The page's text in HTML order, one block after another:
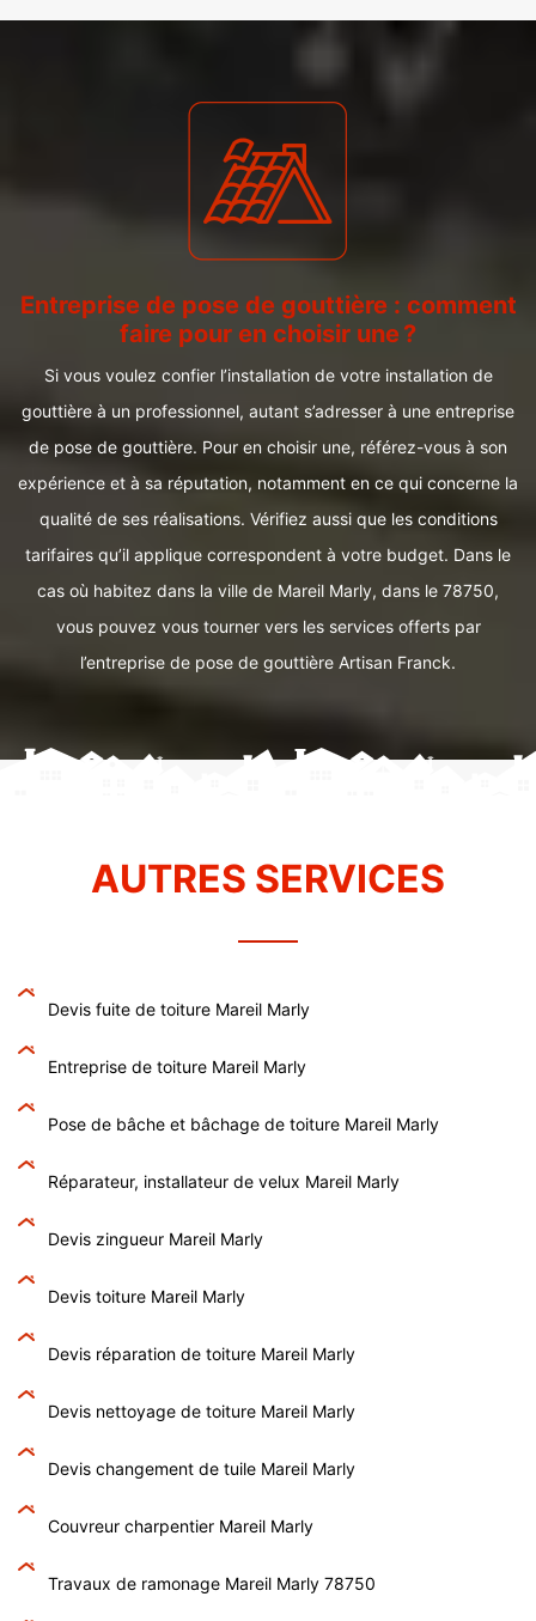
Entreprise de pose de gouttière : comment
faire pour en choisir une ?
Si vous voulez confier l’installation de votre installation de
gouttière à un professionnel, autant s’adresser à une entreprise
de pose de gouttière. Pour en choisir une, référez-vous à son
expérience et à sa réputation, notamment en ce qui concerne la
qualité de ses réalisations. Vérifiez aussi que les conditions
tarifaires qu’il applique correspondent à votre budget. Dans le
cas où habitez dans la ville de Mareil Marly, dans le 78750,
vous pouvez vous tourner vers les services offerts par
l’entreprise de pose de gouttière Artisan Franck.
AUTRES SERVICES
Devis fuite de toiture Mareil Marly
Entreprise de toiture Mareil Marly
Pose de bâche et bâchage de toiture Mareil Marly
Réparateur, installateur de velux Mareil Marly
Devis zingueur Mareil Marly
Devis toiture Mareil Marly
Devis réparation de toiture Mareil Marly
Devis nettoyage de toiture Mareil Marly
Devis changement de tuile Mareil Marly
Couvreur charpentier Mareil Marly
Travaux de ramonage Mareil Marly 78750